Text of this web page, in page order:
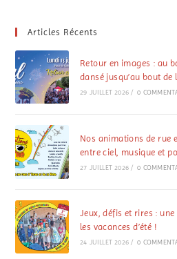
Articles Récents
Retour en images : au
dansé jusqu’au bout de
29 JUILLET 2026 / 0
Nos animations de rue
entre ciel, musique et
27 JUILLET 2026 / 0
Jeux, défis et rires :
les vacances d’été !
24 JUILLET 2026 / 0